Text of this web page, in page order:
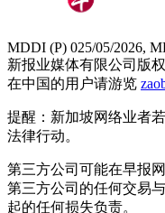
MDDI (P) 025/05/2026,
新报业媒体有限公司版
在中国的用户请游览
提醒：新加坡网络业者
法律行动。
第三方公司可能在早报
第三方公司的任何交易
起的任何损失负责。